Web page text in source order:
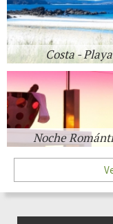
Costa - Playa
Noche